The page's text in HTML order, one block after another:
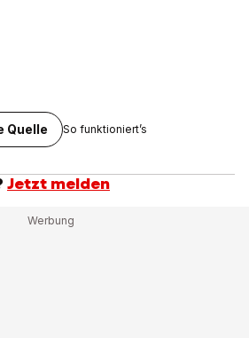
Quelle So funktioniert’s
Jetzt melden